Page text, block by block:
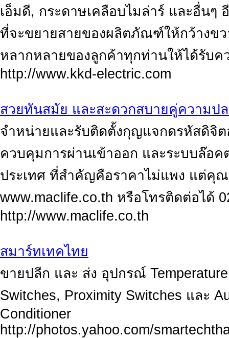
เอ็มดี, กระดาษเคลือบไมล่าร์ และอื่นๆ
ที่จะขยายสายของผลิตภัณฑ์ให้กว้างข
หลากหลายของลูกค้าทุกท่านให้ได้รับค
http://www.kkd-electric.com
สวยทันสมัย และสะดวกสบายคู่ความป
จำหน่ายและรับติดตั้งกุญแจกดรหัสดิจิ
ควบคุมการผ่านเข้าออก และระบบล๊อค
ประเทศ ที่สำคัญคือราคาไม่แพง แต่คุ
www.maclife.co.th หรือโทรติดต่อได้
http://www.maclife.co.th
สมาร์ทเทคไทย
ขายปลีก และ ส่ง อุปกรณ์
Switches, Proximity Switches และ
Conditioner
http://photos.yahoo.com/